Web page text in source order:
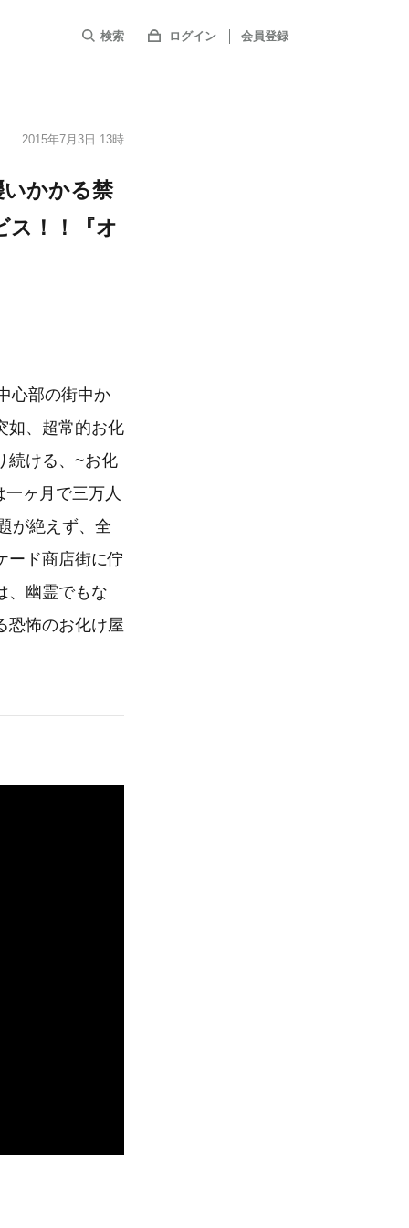
検索 ログイン 会員登録
2015年7月3日 13時
かかる禁
ス！！『オ
心部の街中か
如、超常的お化
続ける、~お化
ヶ月で三万人
が絶えず、全
ード商店街に佇
、幽霊でもな
恐怖のお化け屋